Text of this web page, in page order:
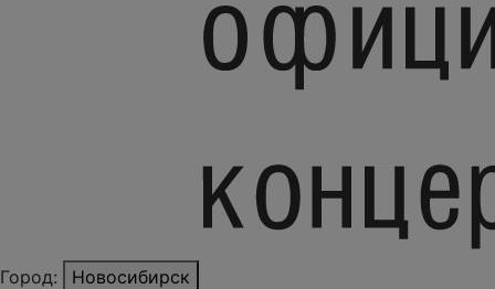
Город:
Новосибирск